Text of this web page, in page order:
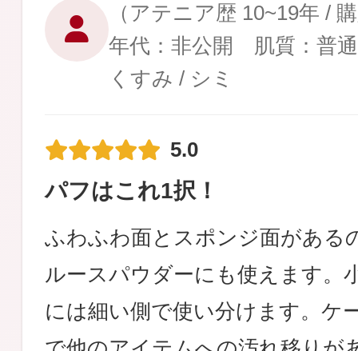
（アテニア歴 10~19年 /
年代：非公開 肌質：普
くすみ / シミ
5.0
パフはこれ1択！
ふわふわ面とスポンジ面がある
ルースパウダーにも使えます。
には細い側で使い分けます。ケ